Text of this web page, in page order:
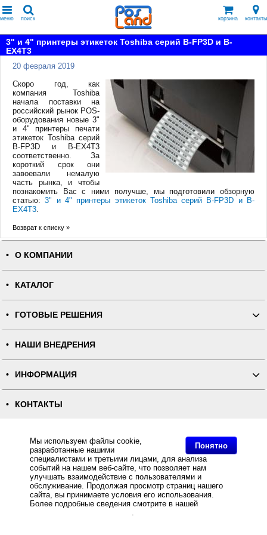
Понятно
Мы используем файлы cookie,
разработанные нашими
специалистами и третьими лицами, для анализа
событий на нашем веб-сайте, что позволяет нам
улучшать взаимодействие с пользователями и
обслуживание. Продолжая просмотр страниц нашего
сайта, вы принимаете условия его использования.
Более подробные сведения смотрите в нашей
.
меню поиск корзина контакты
3" и 4" принтеры этикеток Toshiba серий B-FP3D и B-
EX4T3
20 февраля 2019
Скоро год, как
компания Toshiba
начала поставки на
российский рынок POS-
оборудования новые 3"
и 4" принтеры печати
этикеток Toshiba серий
B-FP3D и B-EX4T3
соответственно. За
короткий срок они
завоевали немалую
часть рынка, и чтобы
познакомить Вас с ними получше, мы подготовили обзорную
статью:3" и 4" принтеры этикеток Toshiba серий B-FP3D и B-
EX4T3.
Возврат к списку »
О КОМПАНИИ
КАТАЛОГ
ГОТОВЫЕ РЕШЕНИЯ
НАШИ ВНЕДРЕНИЯ
ИНФОРМАЦИЯ
КОНТАКТЫ
Интернет-магазин "ПОСЛЭНД" - торгового оборудования, оборудования для автоматизации общепита и
торговли, расходных материалов
Все права защищены, ООО "ПОСЛЭНД" © 2008-2026.
Политика конфиденциальности
Основное: 3" и 4" принтеры этикеток Toshiba серий B-FP3D и B-EX4T3, 3" и 4" принтеры этикеток
Toshiba серий B-FP3D и B-EX4T3, 3" и 4" принтеры этикеток Toshiba серий B-FP3D и B-EX4T3, 3" и 4"
принтеры этикеток Toshiba серий B-FP3D и B-EX4T3.